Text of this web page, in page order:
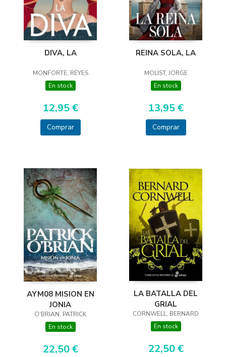
DIVA, LA
MONFORTE, REYES
En stock
12,95 €
Comprar
REINA SOLA, LA
MOLIST, JORGE
En stock
13,95 €
Comprar
AYM08 MISION EN
JONIA
O'BRIAN, PATRICK
En stock
22,50 €
LA BATALLA DEL
GRIAL
CORNWELL, BERNARD
En stock
22,50 €